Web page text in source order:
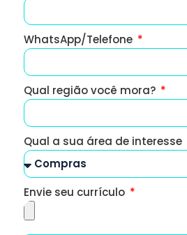
WhatsApp/Telefone
Qual região você mora?
Qual a sua área de interesse
Envie seu currículo